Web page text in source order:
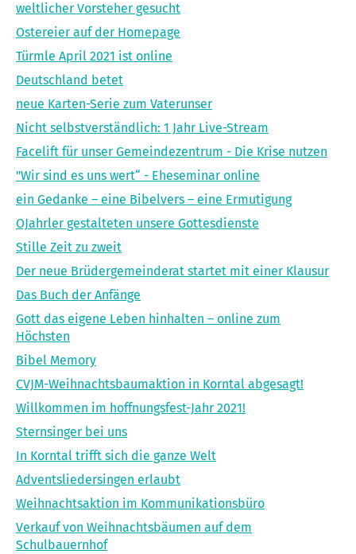
weltlicher Vorsteher gesucht
Ostereier auf der Homepage
Türmle April 2021 ist online
Deutschland betet
neue Karten-Serie zum Vaterunser
Nicht selbstverständlich: 1 Jahr Live-Stream
Facelift für unser Gemeindezentrum - Die Krise nutzen
"Wir sind es uns wert“ - Eheseminar online
ein Gedanke – eine Bibelvers – eine Ermutigung
OJahrler gestalteten unsere Gottesdienste
Stille Zeit zu zweit
Der neue Brüdergemeinderat startet mit einer Klausur
Das Buch der Anfänge
Gott das eigene Leben hinhalten – online zum
Höchsten
Bibel Memory
CVJM-Weihnachtsbaumaktion in Korntal abgesagt!
Willkommen im hoffnungsfest-Jahr 2021!
Sternsinger bei uns
In Korntal trifft sich die ganze Welt
Adventsliedersingen erlaubt
Weihnachtsaktion im Kommunikationsbüro
Verkauf von Weihnachtsbäumen auf dem
Schulbauernhof